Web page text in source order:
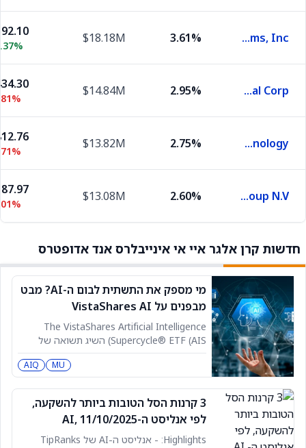
Meta Platforms, Inc.
3.61%
$18.18M
Western Digital Corp.
2.95%
$14.84M
Seagate Technology
2.75%
$13.82M
Nebius Group N.V.
2.60%
$13.08M
חדשות קרן אלגר איי אי אינייבלרס אנד אדופטרס
מי מספק את התשתית לבום ה-AI? מבט
מבפנים על VistaShares AI
Supercycle ETF אחרי שנה באחוזון
העליון
The VistaShares Artificial Intelligence
Supercycle® ETF (AIS) השיג תשואה של
176.02% על בסיס שווי נכסי נקי (NAV) במהלך
השנה שהסתיימה ב-30/4/2026 ומדורג באחוזון
הראשון בקטגוריית קרנות הטכנולוגיה בארה"ב
מתוך 251 קרנות).¹ לפי גולדמן זאקס, היקף
ההשקעות ההוניות (capex) של
ה"הייפר-סקיילרים" צפוי להגיע לכ-527
MU
AIQ
3 קרנות הסל הטובות ביותר להשקעה,
לפי אנליסט ה-AI, 11/10/2025
Highlights: - אנליסט ה-AI של TipRanks